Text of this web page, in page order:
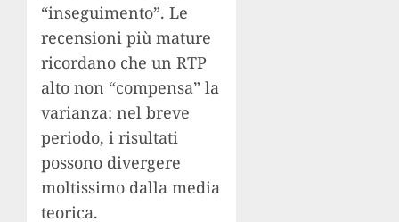
“inseguimento”. Le
recensioni più mature
ricordano che un RTP
alto non “compensa” la
varianza: nel breve
periodo, i risultati
possono divergere
moltissimo dalla media
teorica.